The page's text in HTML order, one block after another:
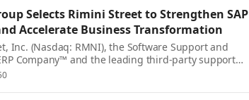
Selects Rimini Street to Strengthen SAP
Accelerate Business Transformation
Inc. (Nasdaq: RMNI), the Software Support and
Company™ and the leading third-party support
SAP and VMware software, today announced